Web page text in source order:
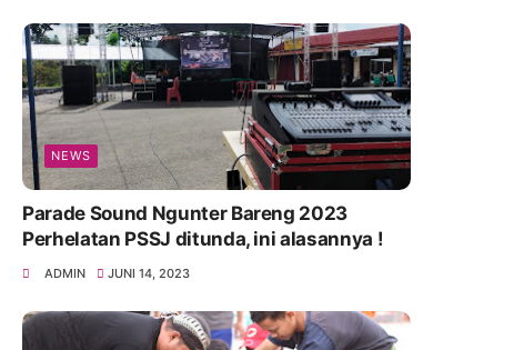
NEWS
Parade Sound Ngunter Bareng 2023
Perhelatan PSSJ ditunda, ini alasannya !
ADMIN JUNI 14, 2023